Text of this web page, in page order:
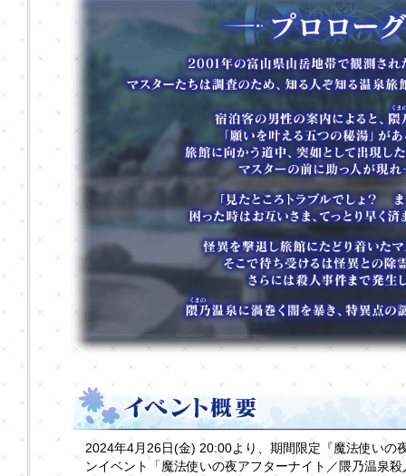
2024年4月26日(金) 20:00より、期間限定『魔法使いの
ンイベント「魔法使いの夜アフターナイト／隈乃温泉